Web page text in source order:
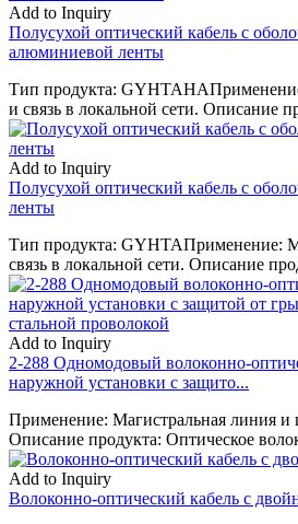
Add to Inquiry
Полусухой оптический кабель с
алюминиевой ленты
Тип продукта:
и связь в локальной сети. Описание
Add to Inquiry
Полусухой оптический кабель с
ленты
Тип продукта: GYHTAПрименение:
связь в локальной сети. Описание
Add to Inquiry
2-288 Одномодовый волоконно-
наружной установки с защито...
Применение: Магистральная линия и
Описание продукта: Оптическое
Add to Inquiry
Волоконно-оптический кабель с